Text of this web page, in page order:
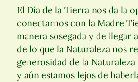
El Día de la Tierra nos da la
conectarnos con la Madre
manera sosegada y de llegar
de lo que la Naturaleza nos
generosidad de la
y aún estamos lejos de